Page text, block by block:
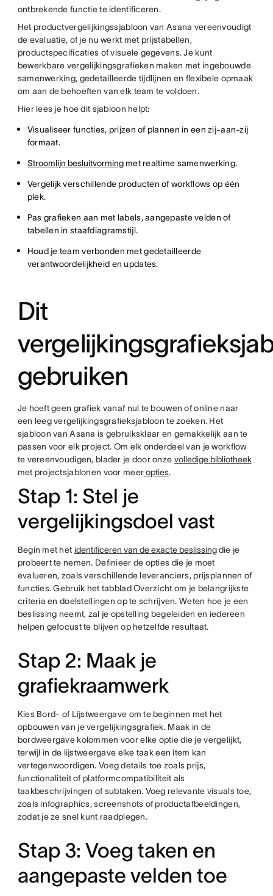
ontbrekende functie te identificeren.
Het productvergelijkingssjabloon van Asana vereenvoudigt
de evaluatie, of je nu werkt met prijstabellen,
productspecificaties of visuele gegevens. Je kunt
bewerkbare vergelijkingsgrafieken maken met ingebouwde
samenwerking, gedetailleerde tijdlijnen en flexibele opmaak
om aan de behoeften van elk team te voldoen.
Hier lees je hoe dit sjabloon helpt:
Visualiseer functies, prijzen of plannen in een zij-aan-zij
formaat.
Stroomlijn besluitvormingmet realtime samenwerking.
Vergelijk verschillende producten of workflows op één
plek.
Pas grafieken aan met labels, aangepaste velden of
tabellen in staafdiagramstijl.
Houd je team verbonden met gedetailleerde
verantwoordelijkheid en updates.
Dit
gebruiken
Je hoeft geen grafiek vanaf nul te bouwen of online naar
een leeg vergelijkingsgrafieksjabloon te zoeken. Het
sjabloon van Asana is gebruiksklaar en gemakkelijk aan te
passen voor elk project. Om elk onderdeel van je workflow
te vereenvoudigen, blader je door onze volledige bibliotheek
met projectsjablonen voor meeropties.
Stap 1: Stel je
vergelijkingsdoel vast
Begin met het identificeren van de exacte beslissingdie je
probeert te nemen. Definieer de opties die je moet
evalueren, zoals verschillende leveranciers, prijsplannen of
functies. Gebruik het tabblad Overzicht om je belangrijkste
criteria en doelstellingen op te schrijven. Weten hoe je een
beslissing neemt, zal je opstelling begeleiden en iedereen
helpen gefocust te blijven op hetzelfde resultaat.
Stap 2: Maak je
grafiekraamwerk
Kies Bord- of Lijstweergave om te beginnen met het
opbouwen van je vergelijkingsgrafiek. Maak in de
bordweergave kolommen voor elke optie die je vergelijkt,
terwijl in de lijstweergave elke taak een item kan
vertegenwoordigen. Voeg details toe zoals prijs,
functionaliteit of platformcompatibiliteit als
taakbeschrijvingen of subtaken. Voeg relevante visuals toe,
zoals infographics, screenshots of productafbeeldingen,
zodat je ze snel kunt raadplegen.
Stap 3: Voeg taken en
aangepaste velden toe